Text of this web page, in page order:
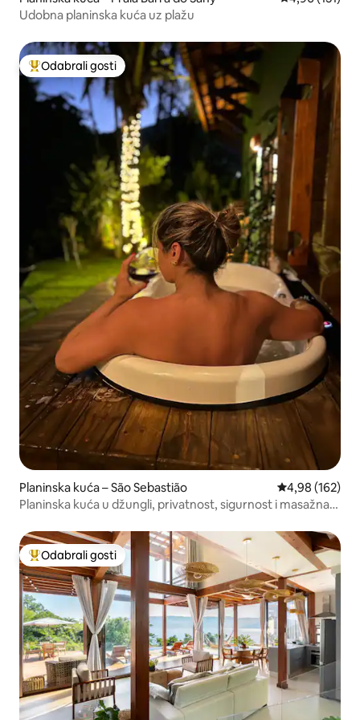
Udobna planinska kuća uz plažu
Među najviše rangiranima s oznakom „Odabrali gosti”
Odabrali gosti
Planinska kuća – São Sebastião Prosječna
4,98 (162)
Planinska kuća u džungli, privatnost, sigurnost i masažna
Među najviše rangiranima s oznakom „Odabrali gosti”
Odabrali gosti